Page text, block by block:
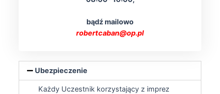
bądź mailowo
robertcaban@op.pl
Ubezpieczenie
Każdy Uczestnik korzystający z imprez